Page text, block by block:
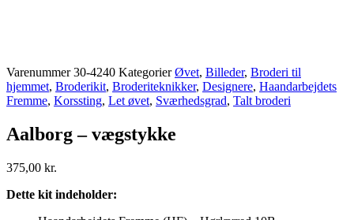
Varenummer30-4240 Kategorier Øvet, Billeder, Broderi til
hjemmet, Broderikit, Broderiteknikker, Designere, Haandarbejdets
Fremme, Korssting, Let øvet, Sværhedsgrad, Talt broderi
Aalborg – vægstykke
375,00 kr.
Dette kit indeholder: